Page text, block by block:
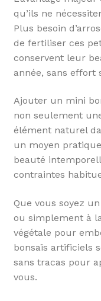
qu’ils ne
Plus besoin
de fertiliser ces
conservent leur
année, sans effort
Ajouter un mini
non seulement
élément naturel
un moyen
beauté
contraintes
Que vous soyez
ou simplement à
végétale pour
bonsaïs artificiels
sans tracas pour
vous.